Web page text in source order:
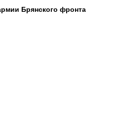
Брянского фронта